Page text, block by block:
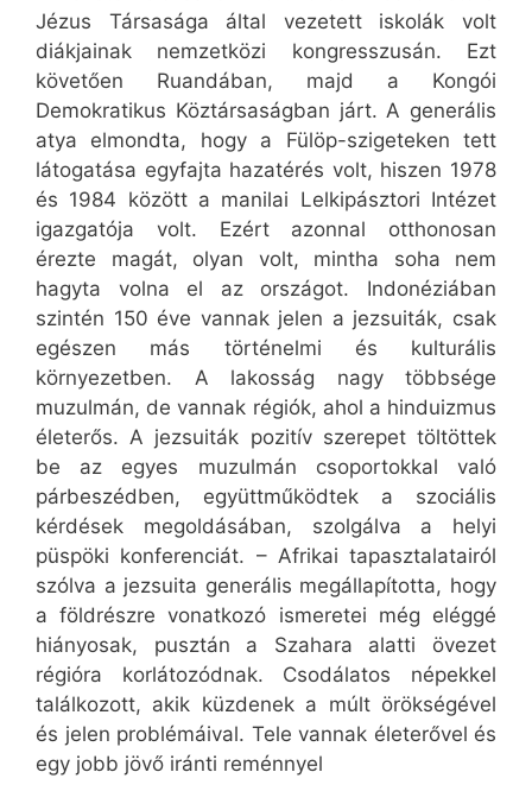
Jézus Társasága által vezetett iskolák volt
diákjainak nemzetközi kongresszusán. Ezt
követően Ruandában, majd a Kongói
Demokratikus Köztársaságban járt. A generális
atya elmondta, hogy a Fülöp-szigeteken tett
látogatása egyfajta hazatérés volt, hiszen 1978
és 1984 között a manilai Lelkipásztori Intézet
igazgatója volt. Ezért azonnal otthonosan
érezte magát, olyan volt, mintha soha nem
hagyta volna el az országot. Indonéziában
szintén 150 éve vannak jelen a jezsuiták, csak
egészen más történelmi és kulturális
környezetben. A lakosság nagy többsége
muzulmán, de vannak régiók, ahol a hinduizmus
életerős. A jezsuiták pozitív szerepet töltöttek
be az egyes muzulmán csoportokkal való
párbeszédben, együttműködtek a szociális
kérdések megoldásában, szolgálva a helyi
püspöki konferenciát. – Afrikai tapasztalatairól
szólva a jezsuita generális megállapította, hogy
a földrészre vonatkozó ismeretei még eléggé
hiányosak, pusztán a Szahara alatti övezet
régióra korlátozódnak. Csodálatos népekkel
találkozott, akik küzdenek a múlt örökségével
és jelen problémáival. Tele vannak életerővel és
egy jobb jövő iránti reménnyel